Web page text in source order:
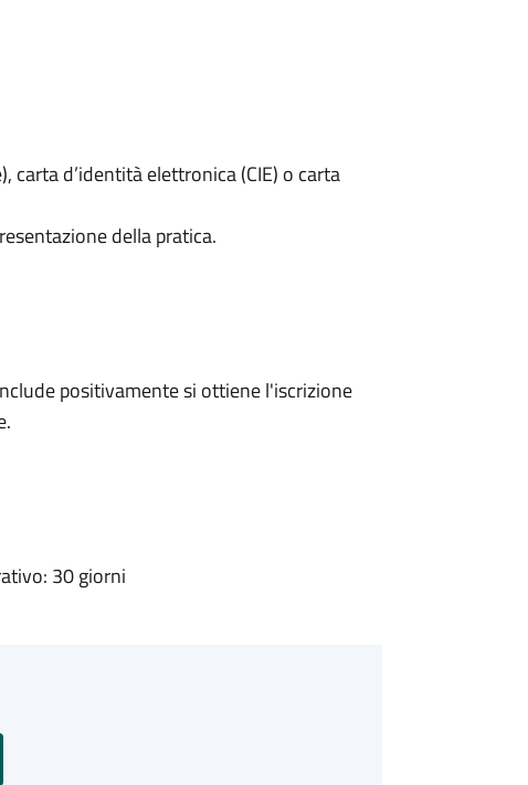
carta d’identità elettronica (CIE) o carta
della pratica.
positivamente si ottiene l'iscrizione
30 giorni